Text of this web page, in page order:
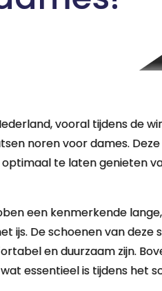
vooral tijdens de
noren voor dames.
te laten genieten
een kenmerkende
ijs. De schoenen van deze
en duurzaam zijn.
essentieel is tijdens het